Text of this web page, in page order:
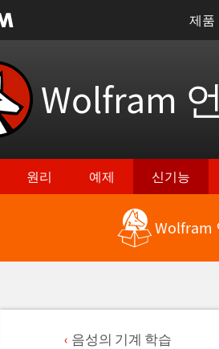
제품
Wolfram
원리 예제 신기능
Wolfram
음성의 기계 학습